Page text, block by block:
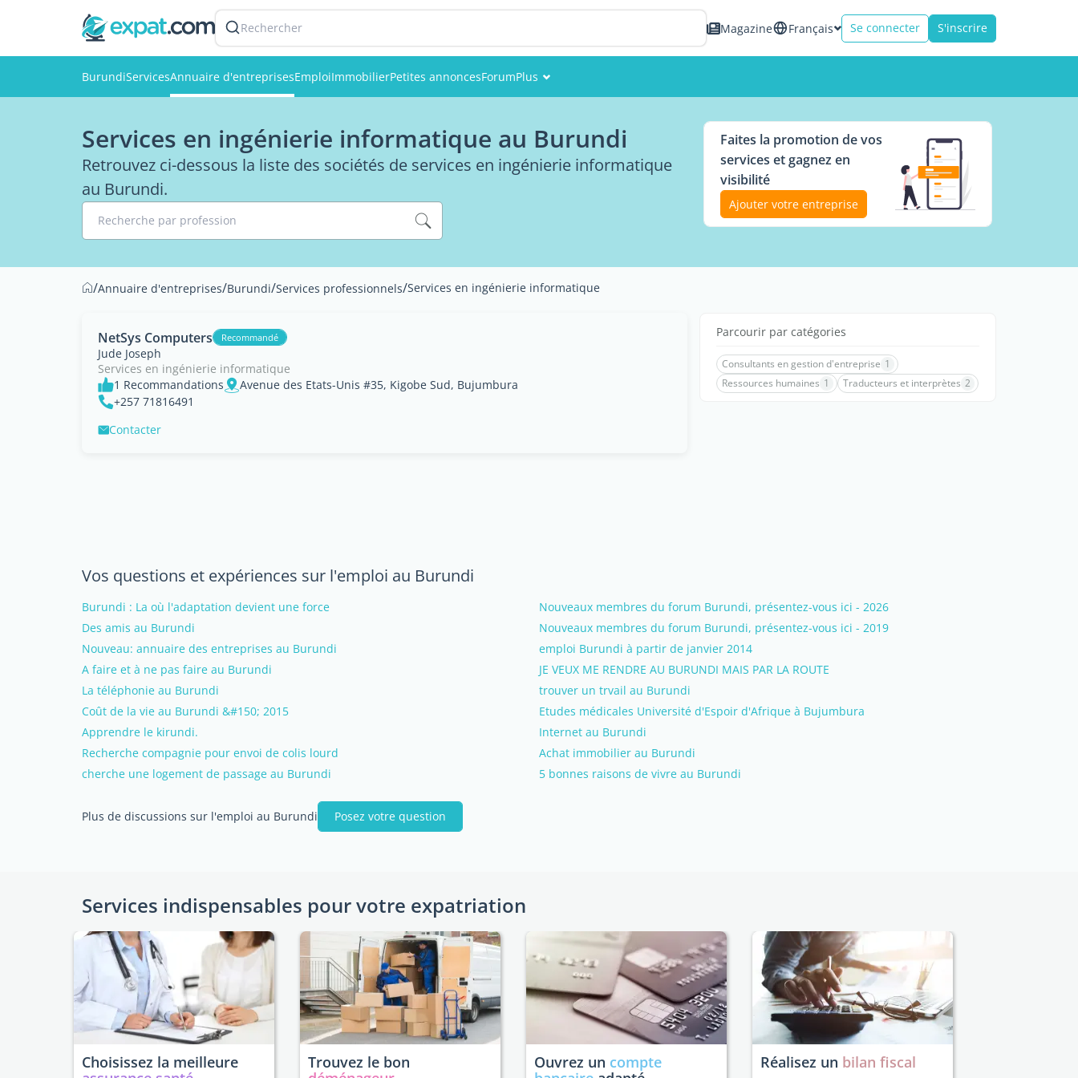
Rechercher Magazine Français Se connecter S'inscrire
BurundiServicesAnnuaire d'entreprisesEmploiImmobilierPetites annoncesForumPlus
Membres
Services en ingénierie informatique au Burundi
Retrouvez ci-dessous la liste des sociétés de services en ingénierie informatique
au Burundi.
Recherche par profession
Faites la promotion de vos
services et gagnez en
visibilité
Ajouter votre entreprise
/Annuaire d'entreprises/Burundi/Services professionnels/Services en ingénierie informatique
NetSys Computers Recommandé
Jude Joseph
Services en ingénierie informatique
1 Recommandations
Avenue des Etats-Unis #35, Kigobe Sud, Bujumbura
+257 71816491
Contacter
Parcourir par catégories
Consultants en gestion d'entreprise 1
Ressources humaines 1 Traducteurs et interprètes 2
Vos questions et expériences sur l'emploi au Burundi
Burundi : La où l'adaptation devient une force
Nouveaux membres du forum Burundi, présentez-vous ici - 2026
Des amis au Burundi
Nouveaux membres du forum Burundi, présentez-vous ici - 2019
Nouveau: annuaire des entreprises au Burundi
emploi Burundi à partir de janvier 2014
A faire et à ne pas faire au Burundi
JE VEUX ME RENDRE AU BURUNDI MAIS PAR LA ROUTE
La téléphonie au Burundi
trouver un trvail au Burundi
Coût de la vie au Burundi &#150; 2015
Etudes médicales Université d'Espoir d'Afrique à Bujumbura
Apprendre le kirundi.
Internet au Burundi
Recherche compagnie pour envoi de colis lourd
Achat immobilier au Burundi
cherche une logement de passage au Burundi
5 bonnes raisons de vivre au Burundi
Plus de discussions sur l'emploi au Burundi Posez votre question
Services indispensables pour votre expatriation
Choisissez la meilleure
Trouvez le bon
Ouvrez un compte
Réalisez un bilan fiscal